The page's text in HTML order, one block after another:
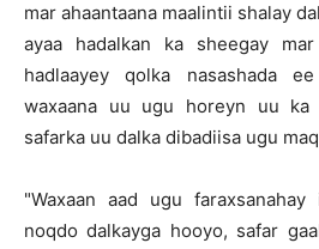
mar ahaantaana maalintii shalay
ayaa hadalkan ka sheegay
hadlaayey qolka nasashada
waxaana uu ugu horeyn uu ka
safarka uu dalka dibadiisa ugu
"Waxaan aad ugu
noqdo dalkayga hooyo, safar